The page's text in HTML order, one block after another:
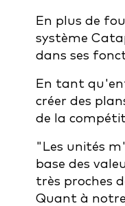
En plus de
système
dans ses
En tant
créer des
de la
"Les unités
base des
très proches
Quant à